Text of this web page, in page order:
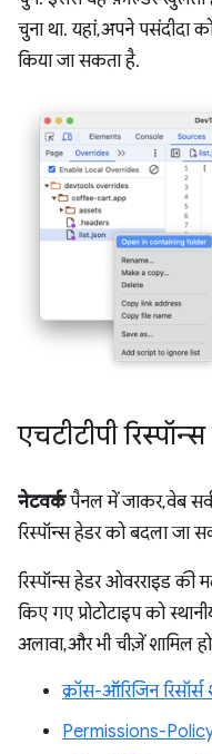
चुना था. यहां, अपने पसंदीदा
किया जा सकता है.
एचटीटीपी
नेटवर्कपैनल में जाकर, वेब
रिस्पॉन्स हेडर को बदला जा
रिस्पॉन्स हेडर ओवरराइड
किए गए प्रोटोटाइप को
अलावा, और भी चीज़ें शामिल
क्रॉस-ऑरिजिन
Permissions-